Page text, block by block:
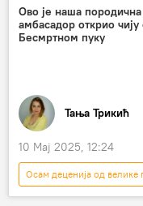
примирје
Ово је наша
амбасадор открио
Бесмртном пуку
Тања Трикић
10 Мај 2025, 12:24
Осам деценија од
РУСИЈА
Русија